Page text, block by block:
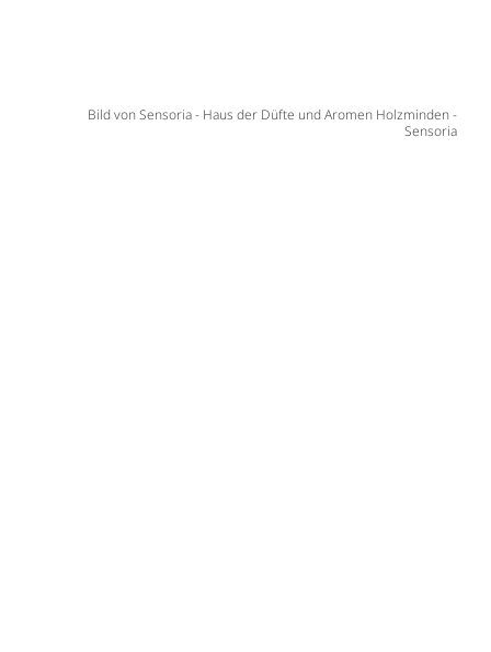
Bild von Sensoria - Haus der Düfte und Aromen Holzminden -
Sensoria